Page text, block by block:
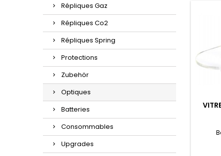
Répliques Gaz
Répliques Co2
Répliques Spring
Protections
Zubehör
Optiques
Batteries
Consommables
Upgrades